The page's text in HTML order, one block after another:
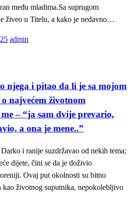
među mladima.Sa suprugom
živeo u Titelu, a kako je nedavno…
admin
njega i pitao da li je sa mojom
najvećem životnom
– “ja sam dvije prevario,
a ona je mene..”
i ranije suzdržavao od nekih tema;
dijete, čini se da je doživio
Ovaj put okolnosti su bitno
životnog suputnika, nepokolebljivo